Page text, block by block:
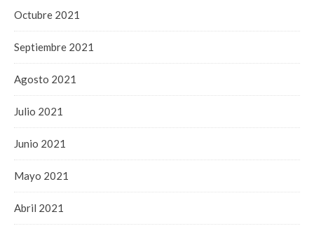
Octubre 2021
Septiembre 2021
Agosto 2021
Julio 2021
Junio 2021
Mayo 2021
Abril 2021